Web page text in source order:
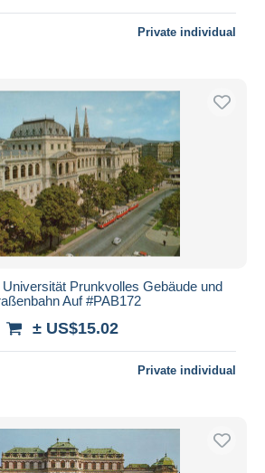
Private individual
Prunkvolles Gebäude und
Auf #PAB172
± US$15.02
Private individual